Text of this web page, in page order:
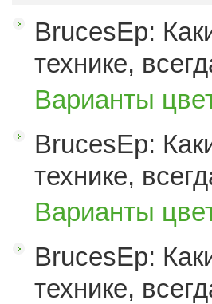
BrucesEp:
технике,
Варианты
BrucesEp:
технике,
Варианты
BrucesEp:
технике,